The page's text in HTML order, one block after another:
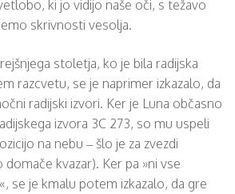
ki jo vidijo naše oči, s težavo
skrivnosti vesolja.
stoletja, ko je bila radijska
razcvetu, se je naprimer izkazalo, da
radijski izvori. Ker je Luna občasno
izvora 3C 273, so mu uspeli
na nebu – šlo je za zvezdi
kvazar). Ker pa »ni vse
se je kmalu potem izkazalo, da gre